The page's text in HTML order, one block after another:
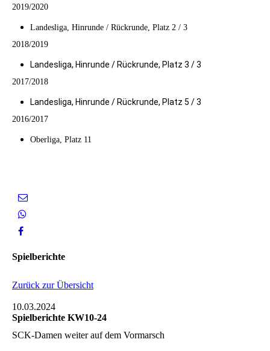
2019/2020
Landesliga, Hinrunde / Rückrunde, Platz 2 / 3
2018/2019
Landesliga, Hinrunde / Rückrunde, Platz 3 / 3
2017/2018
Landesliga, Hinrunde / Rückrunde, Platz 5 / 3
2016/2017
Oberliga, Platz 11
Spielberichte
Zurück zur Übersicht
10.03.2024
Spielberichte KW10-24
SCK-Damen weiter auf dem Vormarsch